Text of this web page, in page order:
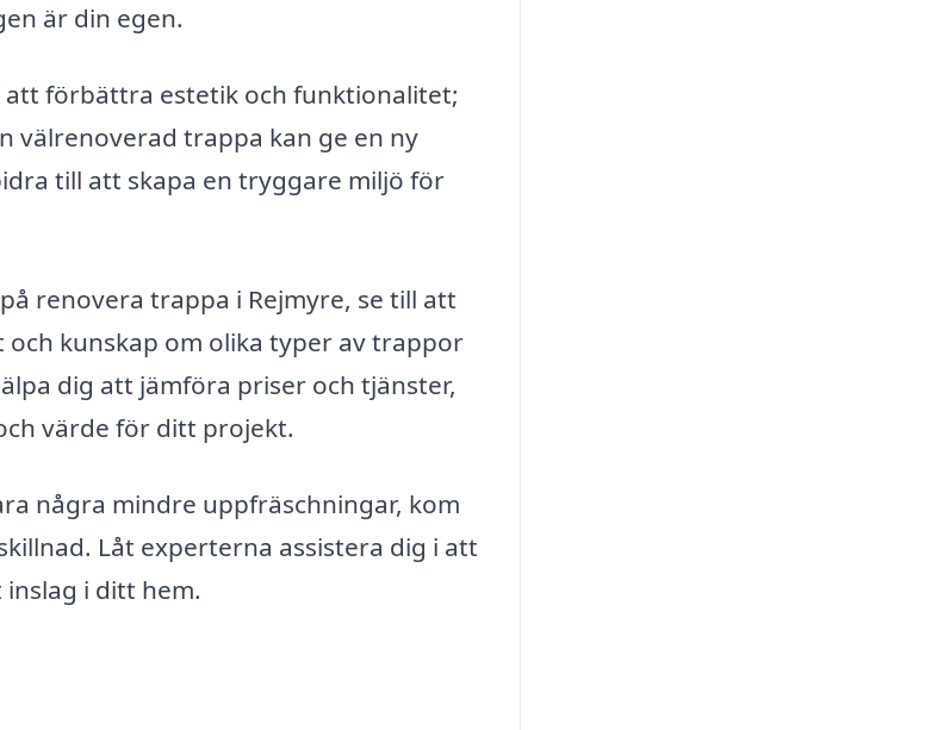
är din egen.
förbättra estetik och funktionalitet;
välrenoverad trappa kan ge en ny
till att skapa en tryggare miljö för
renovera trappa i Rejmyre, se till att
kunskap om olika typer av trappor
dig att jämföra priser och tjänster,
värde för ditt projekt.
några mindre uppfräschningar, kom
Låt experterna assistera dig i att
i ditt hem.